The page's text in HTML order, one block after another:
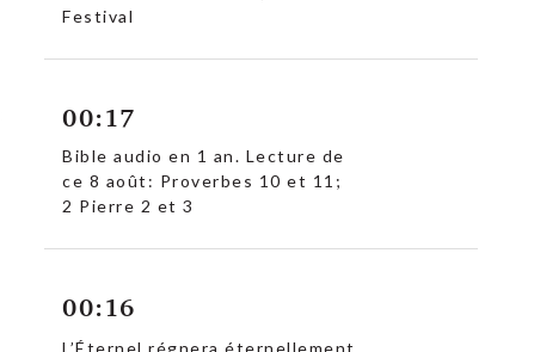
Festival
00:17
Bible audio en 1 an. Lecture de
ce 8 août: Proverbes 10 et 11;
2 Pierre 2 et 3
00:16